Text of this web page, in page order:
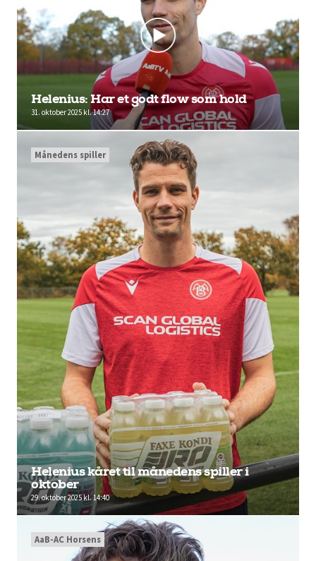
Helenius: Har et godt flow som hold
31. oktober 2025 kl. 14:27
Helenius kåret til månedens spiller i
oktober
29. oktober 2025 kl. 14:40
Månedens spiller
AaB-AC Horsens